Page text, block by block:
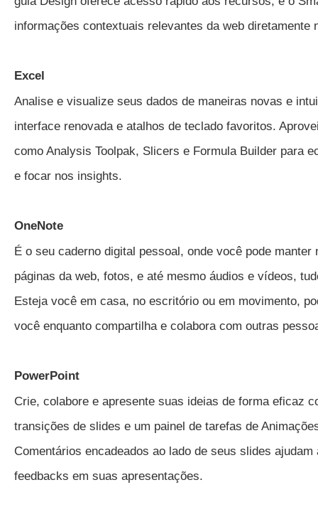
informações contextuais relevantes da web diretamente
Excel
Analise e visualize seus dados de maneiras novas e
interface renovada e atalhos de teclado favoritos.
como Analysis Toolpak, Slicers e Formula Builder para
e focar nos insights.
OneNote
É o seu caderno digital pessoal, onde você pode manter
páginas da web, fotos, e até mesmo áudios e vídeos,
Esteja você em casa, no escritório ou em movimento,
você enquanto compartilha e colabora com outras
PowerPoint
Crie, colabore e apresente suas ideias de forma eficaz
transições de slides e um painel de tarefas de
Comentários encadeados ao lado de seus slides ajudam
feedbacks em suas apresentações.